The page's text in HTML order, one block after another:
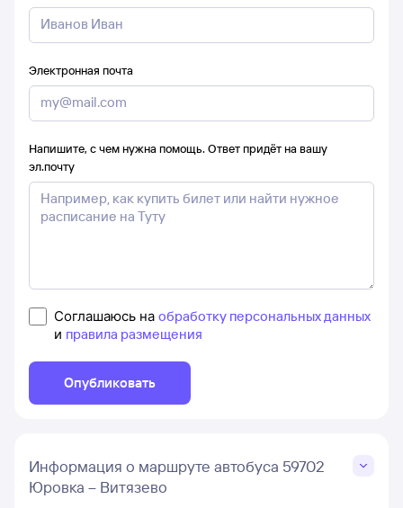
Электронная почта
Напишите, с чем нужна помощь. Ответ придёт на вашу
эл.почту
Соглашаюсь на обработку персональных данных
и правила размещения
Опубликовать
Информация о маршруте автобуса 59702
Юровка – Витязево